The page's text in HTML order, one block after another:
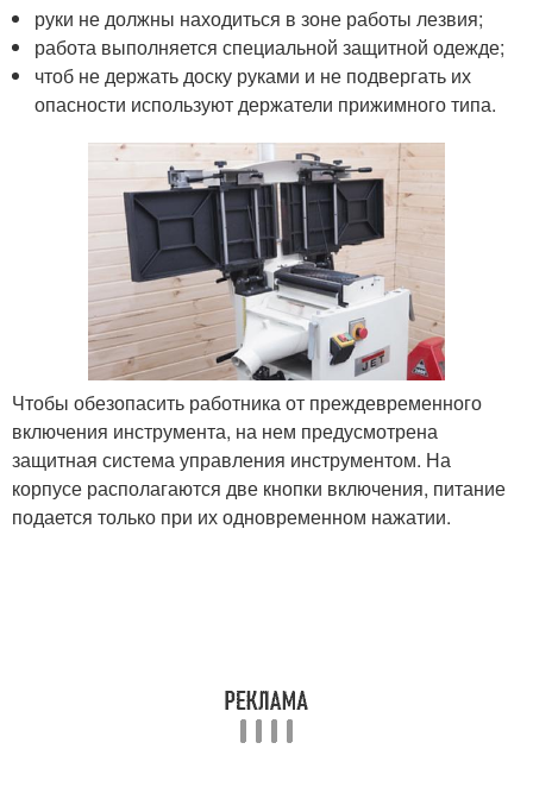
руки не должны находиться в зоне работы лезвия;
работа выполняется специальной защитной одежде;
чтоб не держать доску руками и не подвергать их
опасности используют держатели прижимного типа.
Чтобы обезопасить работника от преждевременного
включения инструмента, на нем предусмотрена
защитная система управления инструментом. На
корпусе располагаются две кнопки включения, питание
подается только при их одновременном нажатии.